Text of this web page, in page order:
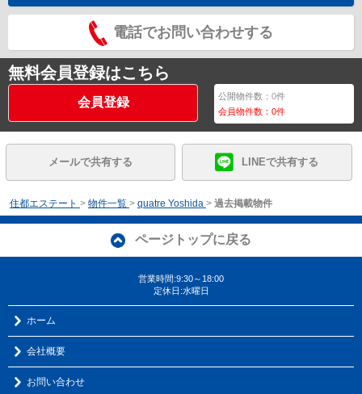
電話でお問い合わせする
無料会員登録はこちら
会員登録 公開物件数：0件
会員物件数：0件
メールで共有する LINEで共有する
住都エステート > 物件一覧 > quatre Yoshida > 過去掲載物件
ページトップに戻る
営業時間:9:30～18:00
定休日:水曜日
ホーム
会社概要
お問い合わせ